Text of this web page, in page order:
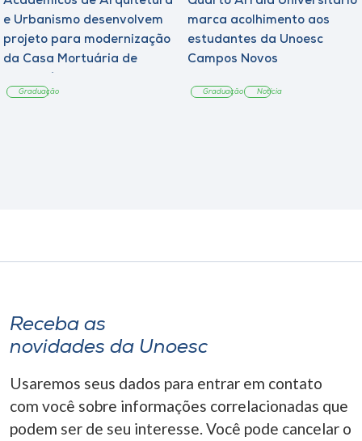
e Urbanismo desenvolvem
projeto para modernização
da Casa Mortuária de
Graduação
marca acolhimento aos
estudantes da Unoesc
Campos Novos
Graduação Notícia
Receba as
novidades da Unoesc
Usaremos seus dados para entrar em contato
com você sobre informações correlacionadas que
podem ser de seu interesse. Você pode cancelar o